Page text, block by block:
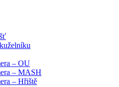
– OU
– MASH
– Hřiště